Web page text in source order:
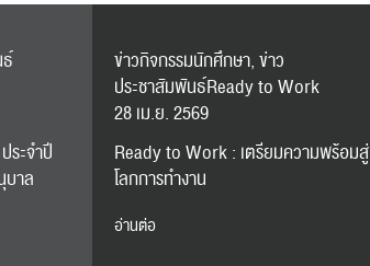
ะจำปี
บาล
ข่าวกิจกรรมนักศึกษา, ข่าว
ประชาสัมพันธ์Ready to Work
28 เม.ย. 2569
Ready to Work : เตรียมความพร้อมสู่
โลกการทำงาน
อ่านต่อ